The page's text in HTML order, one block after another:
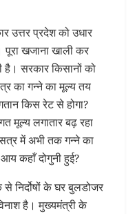
उत्तर प्रदेश को उधार
खजाना खाली कर
है। सरकार किसानों को
का गन्ने का मूल्य तय
किस रेट से होगा?
मूल्य लगातार बढ़ रहा
में अभी तक गन्ने का
कहाँ दोगुनी हुई?
निर्दोषों के घर बुलडोजर
है। मुख्यमंत्री के